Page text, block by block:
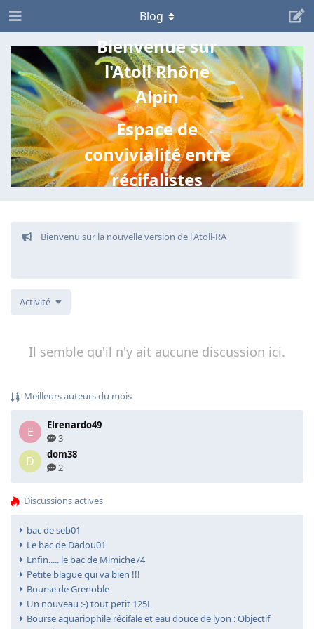
Bienvenue sur
l'Atoll Rhône
Alpin
Espace de
convivialité entre
récifalistes
Bienvenu sur la nouvelle version de l'Atoll-RA
Blog
Activité
Il semble qu'il n'y ait aucune discussion ici.
Meilleurs auteurs du mois
E
Elrenardo49
3
D
dom38
2
Discussions actives
bac de seb01
Le bac de Dadou01
Enfin..... le bac de Mimiche74
Petite blague qui va bien !!!
Bourse de Grenoble
Un nouveau :-) tout petit 125L
Bourse aquariophile récifale et eau douce de lyon : Objectif